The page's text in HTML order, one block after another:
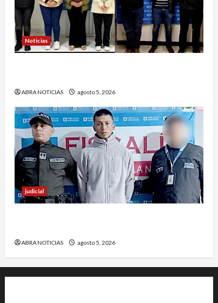
Noticias
ABRA NOTICIAS agosto 5, 2026
judicial
ABRA NOTICIAS agosto 5, 2026